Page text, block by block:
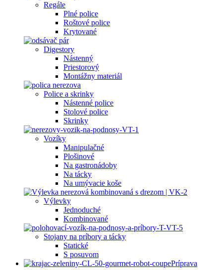
Regále
Plné police
Roštové police
Krytované
Digestory
Nástenný
Priestorový
Montážny materiál
Police a skrinky
Nástenné police
Stolové police
Skrinky
Vozíky
Manipulačné
Plošinové
Na gastronádoby
Na tácky
Na umývacie koše
Výlevky
Jednoduché
Kombinované
Stojany na príbory a tácky
Statické
S posuvom
Príprava